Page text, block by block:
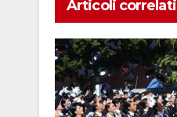
Articoli correlati